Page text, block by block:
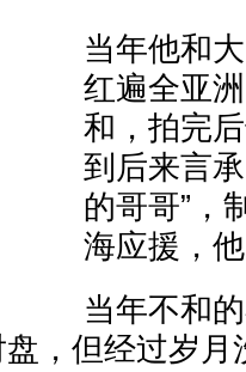
当年他和
红遍全亚
和，拍完
到后来言
的哥哥”，
海应援，
当年不和
，但经过岁月